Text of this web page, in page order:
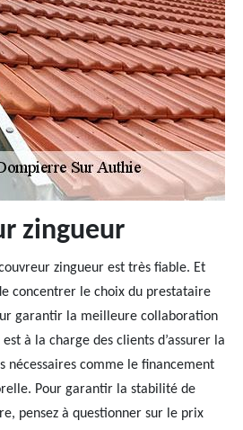
zingueur
zingueur est très fiable. Et
concentrer le choix du prestataire
garantir la meilleure collaboration
à la charge des clients d’assurer la
nécessaires comme le financement
Pour garantir la stabilité de
pensez à questionner sur le prix